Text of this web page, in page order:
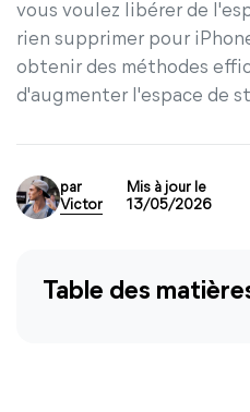
vous voulez libérer de
rien supprimer pour
obtenir des méthodes
d'augmenter l'espace de
par
Victor
Mis à jour le
13/05/2026
Table des